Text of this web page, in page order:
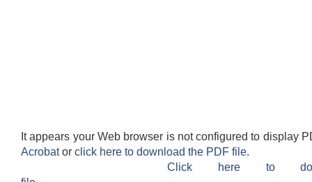
It appears your Web browser is not configured to display
Acrobator click here to download the PDF file.
Click here to